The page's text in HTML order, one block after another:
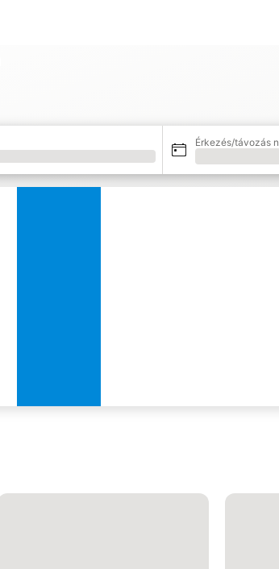
Érkezés/távozás